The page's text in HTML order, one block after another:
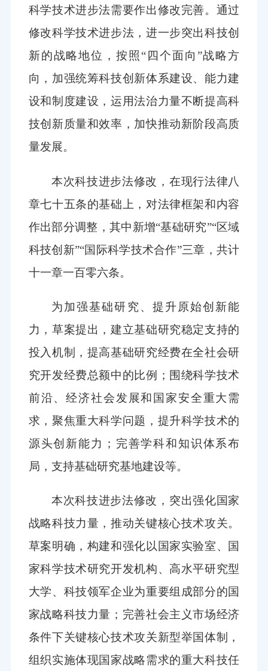
科学技术进步法需要作出修改完善。通过
修改科学技术进步法，进一步突出科技创
新的战略地位，按照“四个面向”战略方
向，加强统筹科技创新体系建设、能力建
设和制度建设，运用法治力量不断提高科
技创新质量和效率，加快推动新阶段高质
量发展。
本次科技进步法修改，在现行法律八
章七十五条的基础上，对法律框架和内容
作出部分调整，其中新增“基础研究”“区域
科技创新”“国际科学技术合作”三章，共计
十一章一百零六条。
为加强基础研究、提升原始创新能
力，草案提出，建立基础研究稳定支持的
投入机制，提高基础研究经费在全社会研
究开发经费总额中的比例；围绕科学技术
前沿、经济社会发展和国家安全重大需
求，聚焦重大科学问题，提升科学技术的
源头创新能力；完善学科和知识体系布
局，支持基础研究基地建设等。
本次科技进步法修改，突出强化国家
战略科技力量，推动关键核心技术攻关。
草案明确，构建和强化以国家实验室、国
家科学技术研究开发机构、高水平研究型
大学、科技领军企业为重要组成部分的国
家战略科技力量；完善社会主义市场经济
条件下关键核心技术攻关新型举国体制，
组织实施体现国家战略需求的重大科技任